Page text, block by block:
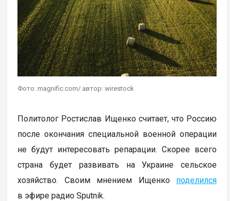
Фото: magnific.com/ автор: wirestock
Политолог Ростислав Ищенко считает, что Россию
после окончания специальной военной операции
не будут интересовать репарации. Скорее всего
страна будет развивать на Украине сельское
хозяйство. Своим мнением Ищенко поделился
в эфире радио Sputnik.